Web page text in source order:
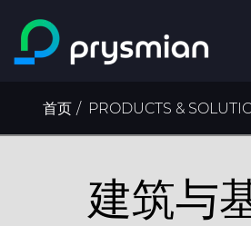
跳至主要内容
面
包
首页 PRODUCTS &
建筑与